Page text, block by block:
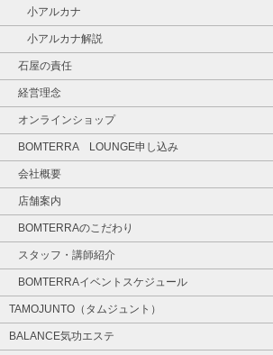
小アルカナ
小アルカナ解説
石屋の責任
経営理念
オンラインショップ
BOMTERRA LOUNGE申し込み
会社概要
店舗案内
BOMTERRAのこだわり
スタッフ・講師紹介
BOMTERRAイベントスケジュール
TAMOJUNTO（タムジュント）
BALANCE気功エステ